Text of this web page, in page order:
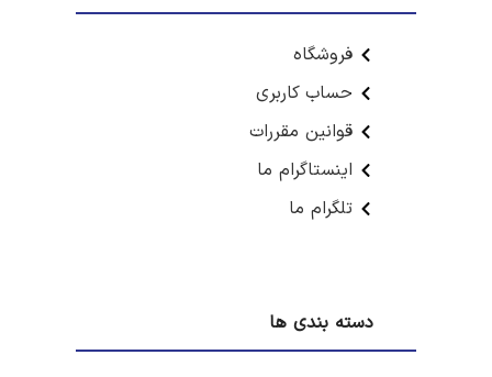
فروشگاه
حساب کاربری
قوانین مقررات
اینستاگرام ما
تلگرام ما
دسته بندی ها